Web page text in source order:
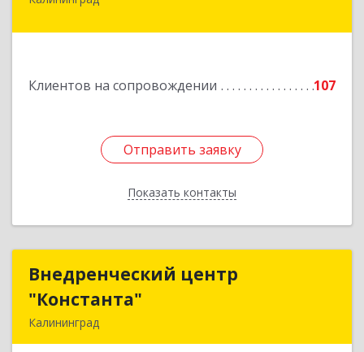
Клиентов на сопровождении 107
Отправить заявку
Показать контакты
Отправить заявку
Назад
Внедренческий центр
"Константа"
Калининград
Внедренческий центр